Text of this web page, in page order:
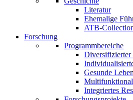
Literatur
Ehemalige
ATB-
Forschung
Programmbereiche
Diversifizierter
Gesunde
Integriertes